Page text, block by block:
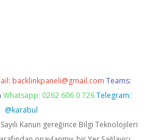
backlinkpaneli@gmail.com Teams:
Whatsapp: 0262 606 0 726 Telegram:
@karabul
Kanun gereğince Bilgi Teknolojileri